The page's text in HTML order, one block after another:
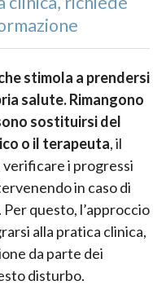
stimola a prendersi
salute. Rimangono
sostituirsi del
o il terapeuta, il
verificare i progressi
in caso di
questo, l’approccio
alla pratica clinica,
da parte dei
disturbo.